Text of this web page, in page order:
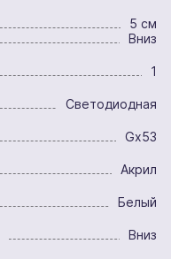
5 см
Вниз
1
Светодиодная
Gx53
Акрил
Белый
Вниз